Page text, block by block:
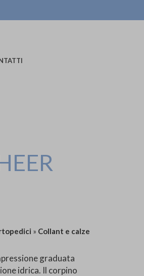
» Collant e calze
graduata
idrica. Il corpino